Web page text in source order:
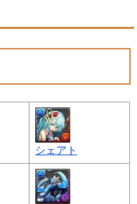
シェアト